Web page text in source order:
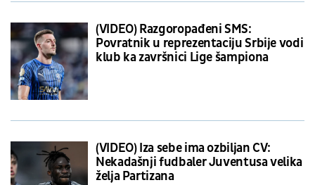
(VIDEO) Razgoropađeni SMS:
Povratnik u reprezentaciju Srbije vodi
klub ka završnici Lige šampiona
(VIDEO) Iza sebe ima ozbiljan CV:
Nekadašnji fudbaler Juventusa velika
želja Partizana